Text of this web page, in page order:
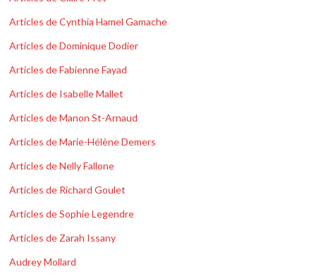
Articles de Cynthia Hamel Gamache
Articles de Dominique Dodier
Articles de Fabienne Fayad
Articles de Isabelle Mallet
Articles de Manon St-Arnaud
Articles de Marie-Hélène Demers
Articles de Nelly Fallone
Articles de Richard Goulet
Articles de Sophie Legendre
Articles de Zarah Issany
Audrey Mollard